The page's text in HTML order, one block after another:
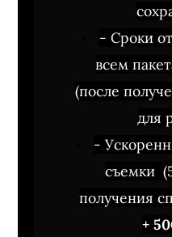
- Сроки
всем
(после
для
-
съемки
получения
+